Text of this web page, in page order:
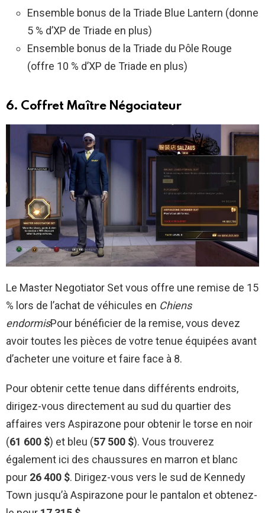
Ensemble bonus de la Triade Blue Lantern (donne
5 % d’XP de Triade en plus)
Ensemble bonus de la Triade du Pôle Rouge
(offre 10 % d’XP de Triade en plus)
6. Coffret Maître Négociateur
Le Master Negotiator Set vous offre une remise de 15
% lors de l’achat de véhicules en Chiens
endormisPour bénéficier de la remise, vous devez
avoir toutes les pièces de votre tenue équipées avant
d’acheter une voiture et faire face à 8.
Pour obtenir cette tenue dans différents endroits,
dirigez-vous directement au sud du quartier des
affaires vers Aspirazone pour obtenir le torse en noir
(61 600 $) et bleu (57 500 $). Vous trouverez
également ici des chaussures en marron et blanc
pour 26 400 $. Dirigez-vous vers le sud de Kennedy
Town jusqu’à Aspirazone pour le pantalon et obtenez-